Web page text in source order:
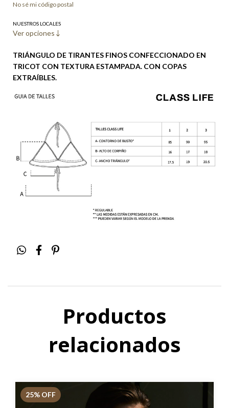
No sé mi código postal
NUESTROS LOCALES
Ver opciones
TRIÁNGULO DE TIRANTES FINOS CONFECCIONADO EN
TRICOT CON TEXTURA ESTAMPADA. CON COPAS
EXTRAÍBLES.
Productos
relacionados
25% OFF